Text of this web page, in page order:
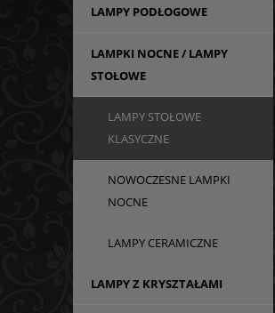
LAMPY PODŁOGOWE
LAMPKI NOCNE / LAMPY
STOŁOWE
LAMPY STOŁOWE
KLASYCZNE
NOWOCZESNE LAMPKI
NOCNE
LAMPY CERAMICZNE
LAMPY Z KRYSZTAŁAMI